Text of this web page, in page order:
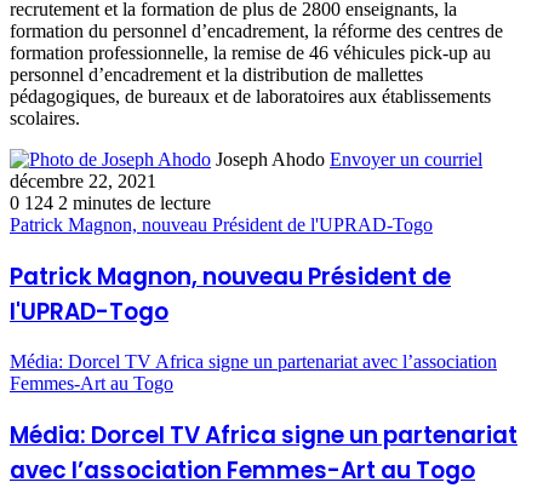
recrutement et la formation de plus de 2800 enseignants, la
formation du personnel d’encadrement, la réforme des centres de
formation professionnelle, la remise de 46 véhicules pick-up au
personnel d’encadrement et la distribution de mallettes
pédagogiques, de bureaux et de laboratoires aux établissements
scolaires.
Joseph Ahodo Envoyer un courriel
décembre 22, 2021
0 124 2 minutes de lecture
Patrick Magnon, nouveau Président de l'UPRAD-Togo
Patrick Magnon, nouveau Président de
l'UPRAD-Togo
Média: Dorcel TV Africa signe un partenariat avec l’association
Femmes-Art au Togo
Média: Dorcel TV Africa signe un partenariat
avec l’association Femmes-Art au Togo